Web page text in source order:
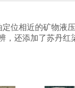
定位相近的矿物
，还添加了苏丹